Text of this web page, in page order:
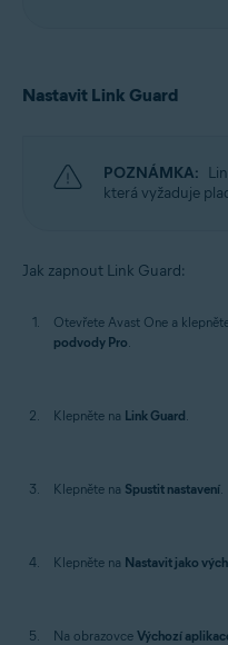
Nastavit Link Guard
POZNÁMKA:
která vyžaduje
Jak zapnout Link Guard:
Otevřete Avast One a
podvody Pro.
Klepněte na Link Guard.
Klepněte na Spustit nastavení.
Klepněte na Nastavit jako
Na obrazovce Výchozí